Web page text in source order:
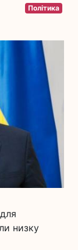
Політика
низку